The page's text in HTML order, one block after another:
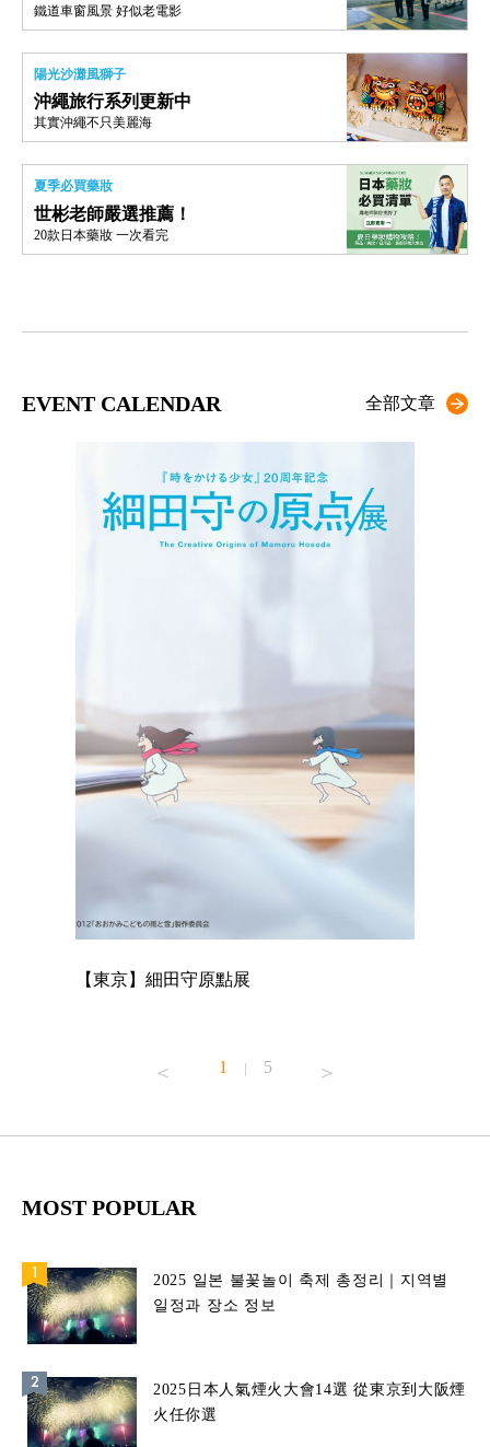
鐵道車窗風景 好似老電影
陽光沙灘風獅子
沖繩旅行系列更新中
其實沖繩不只美麗海
夏季必買藥妝
世彬老師嚴選推薦！
20款日本藥妝 一次看完
EVENT CALENDAR 全部文章
【東京】細田守原點展
1 | 5
MOST POPULAR
2025 일본 불꽃놀이 축제 총정리｜지역별
일정과 장소 정보
2025日本人氣煙火大會14選 從東京到大阪煙
火任你選